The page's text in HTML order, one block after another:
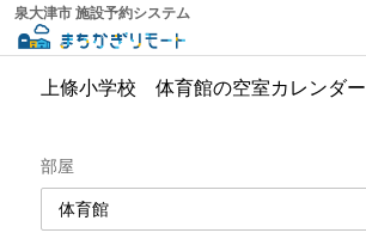
泉大津市 施設予約システム
上條小学校 体育館の空室カレンダー
部屋